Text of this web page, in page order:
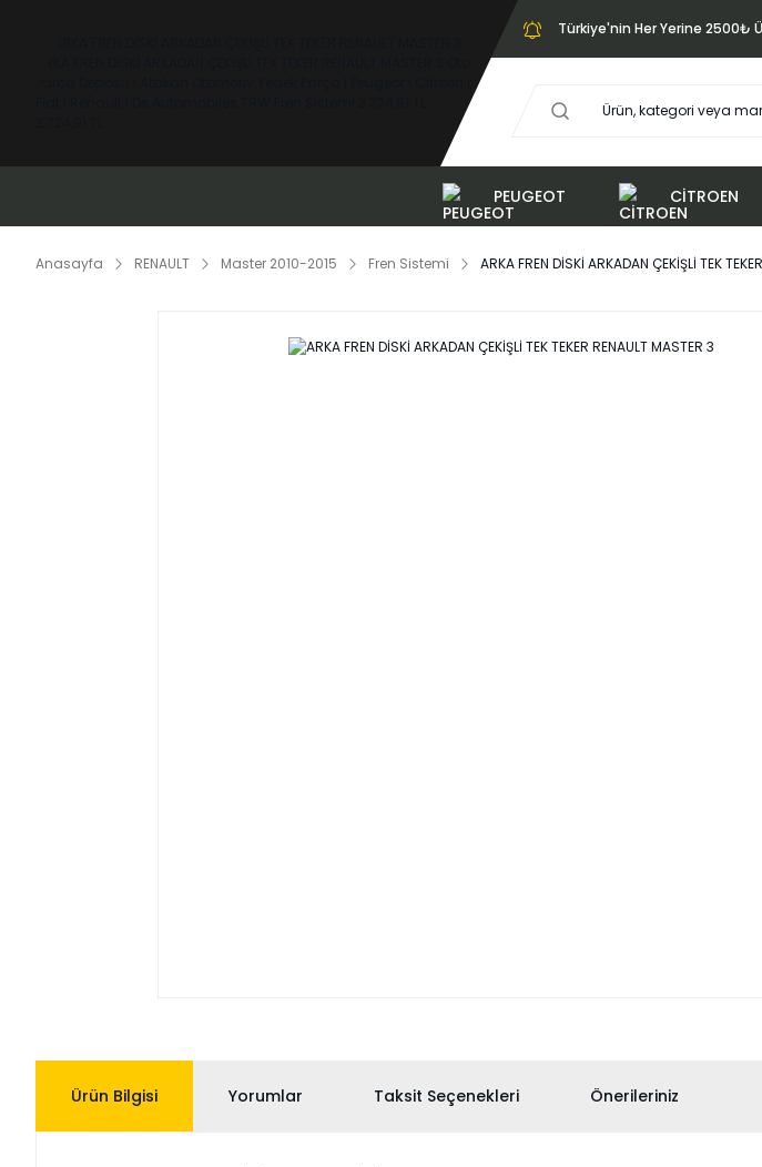
Türkiye'nin Her Yerine 2500₺
PEUGEOT CİTROEN
Anasayfa RENAULT Master 2010-2015 Fren Sistemi ARKA FREN DİSKİ ARKADAN ÇEKİŞLİ TEK
Ürün Bilgisi Yorumlar Taksit Seçenekleri Önerileriniz